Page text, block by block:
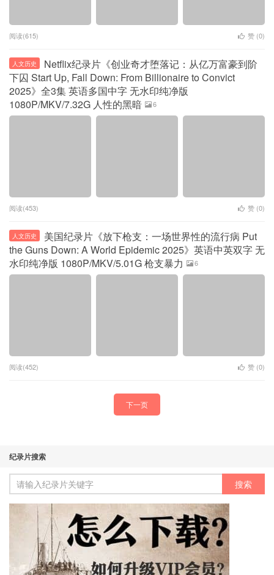
人文历史
Netflix纪录片《创业奇才堕落记：从亿万富豪到阶
下囚 Start Up, Fall Down: From Billionaire to Convict
2025》全3集 英语多国中字 无水印纯净版
1080P/MKV/7.32G 人性的黑暗
人文历史
美国纪录片《放下枪支：一场世界性的流行病 Put
the Guns Down: A World Epidemic 2025》英语中英双字 无
水印纯净版 1080P/MKV/5.01G 枪支暴力
纪录片搜索